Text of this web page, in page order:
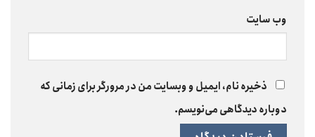
وب‌ سایت
ذخیره نام، ایمیل و وبسایت من در مرورگر برای زمانی که
دوباره دیدگاهی می‌نویسم.